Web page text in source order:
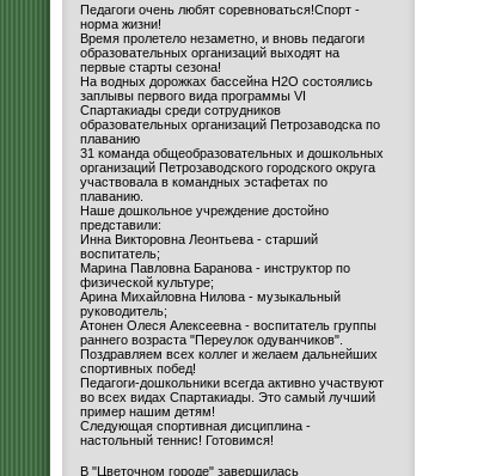
Педагоги очень любят соревноваться!Спорт -
норма жизни!
Время пролетело незаметно, и вновь педагоги
образовательных организаций выходят на
первые старты сезона!
На водных дорожках бассейна H2O состоялись
заплывы первого вида программы VI
Спартакиады среди сотрудников
образовательных организаций Петрозаводска по
плаванию
31 команда общеобразовательных и дошкольных
организаций Петрозаводского городского округа
участвовала в командных эстафетах по
плаванию.
Наше дошкольное учреждение достойно
представили:
Инна Викторовна Леонтьева - старший
воспитатель;
Марина Павловна Баранова - инструктор по
физической культуре;
Арина Михайловна Нилова - музыкальный
руководитель;
Атонен Олеся Алексеевна - воспитатель группы
раннего возраста "Переулок одуванчиков".
Поздравляем всех коллег и желаем дальнейших
спортивных побед!
Педагоги-дошкольники всегда активно участвуют
во всех видах Спартакиады. Это самый лучший
пример нашим детям!
Следующая спортивная дисциплина -
настольный теннис! Готовимся!
В "Цветочном городе" завершилась